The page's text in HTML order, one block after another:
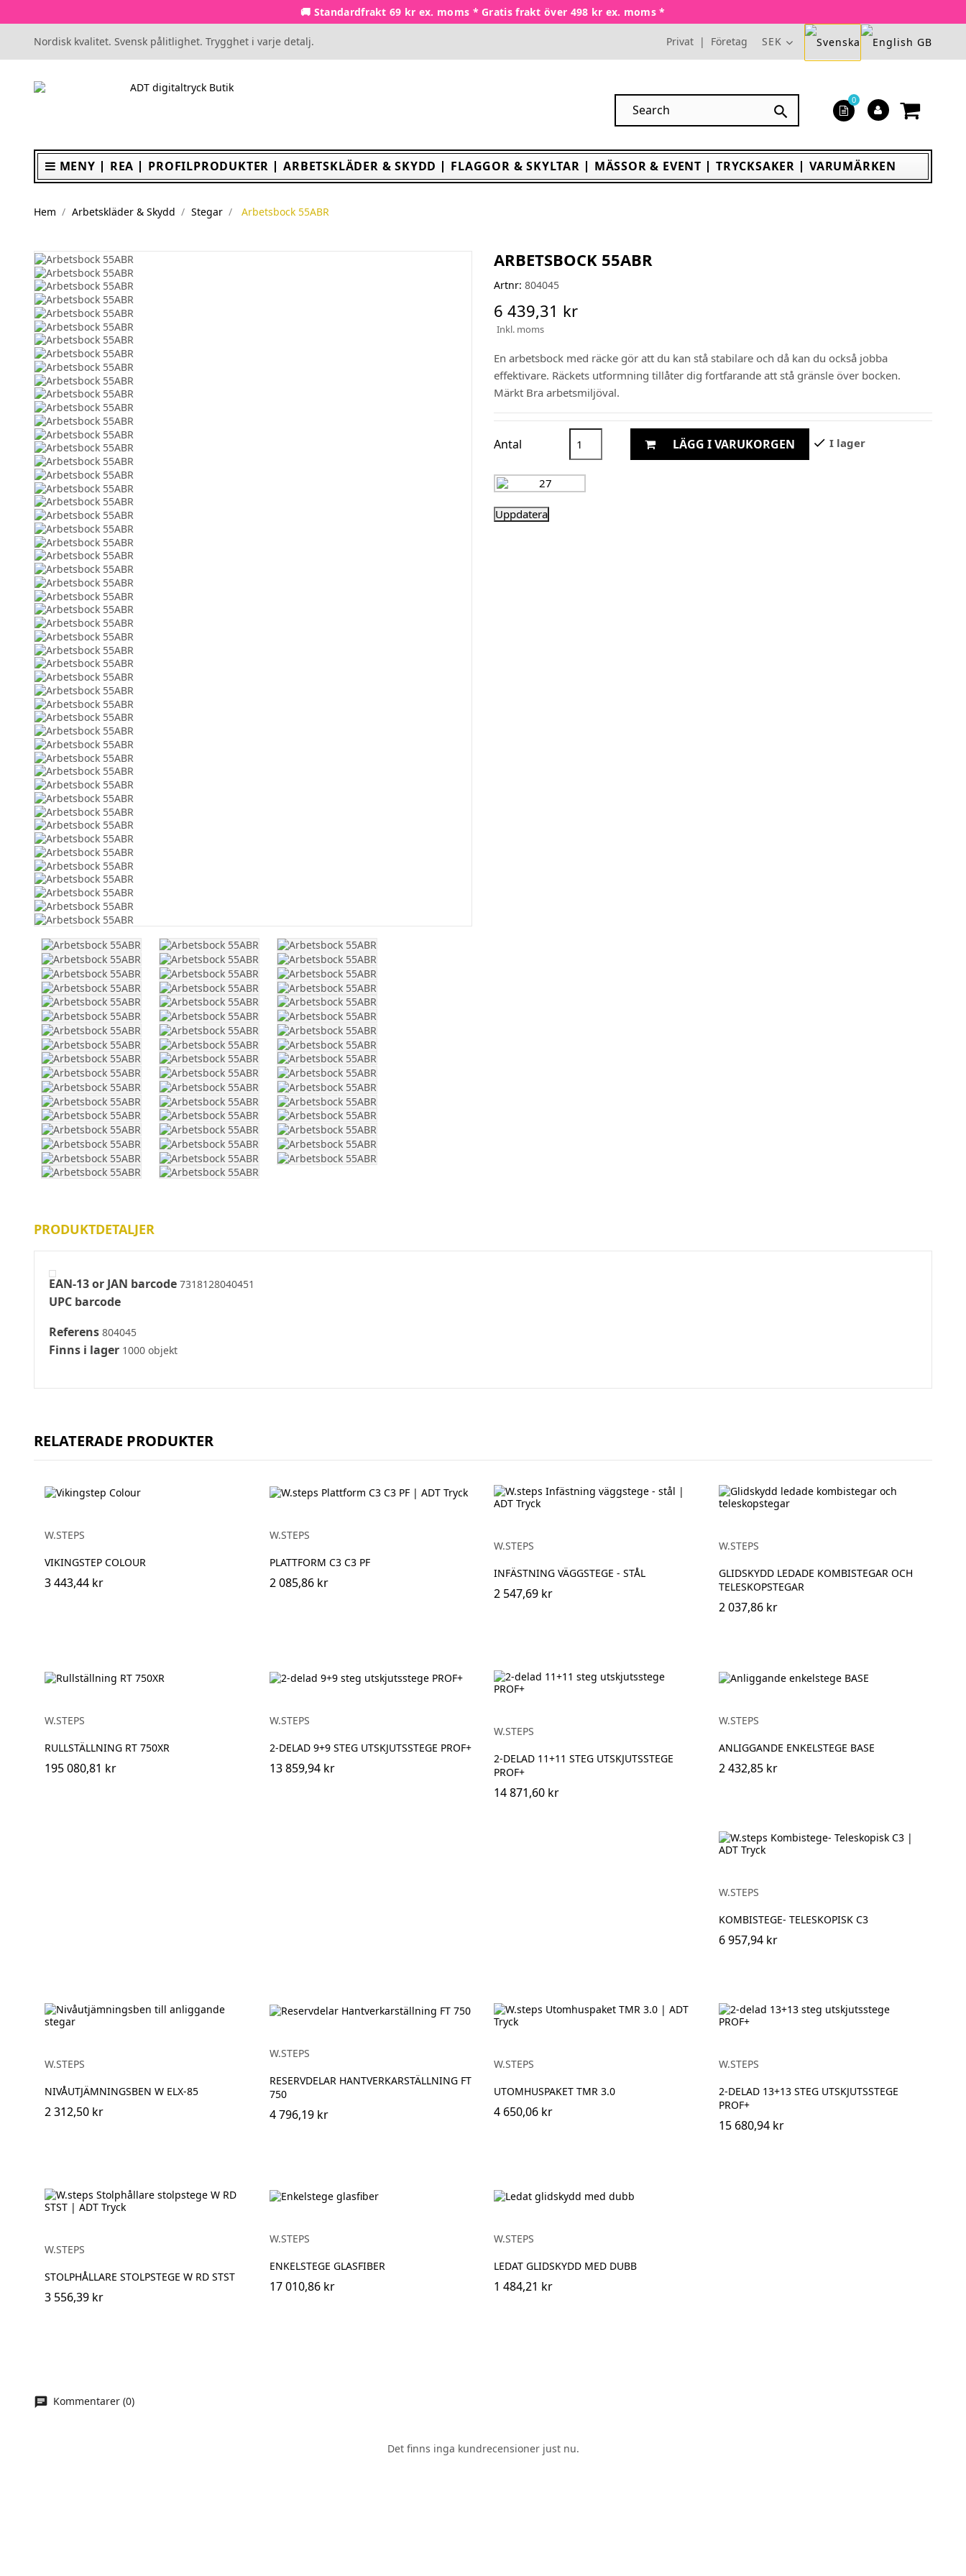
🚚 Standardfrakt 69 kr ex. moms * Gratis frakt över 498 kr ex. moms *
Nordisk kvalitet. Svensk pålitlighet. Trygghet i varje detalj. Privat | Företag SEK

0
MENY REA PROFILPRODUKTER ARBETSKLÄDER & SKYDD FLAGGOR & SKYLTAR MÄSSOR & EVENT TRYCKSAKER VARUMÄRKEN
Hem Arbetskläder & Skydd Stegar Arbetsbock 55ABR
ARBETSBOCK 55ABR
Artnr: 804045
6 439,31 kr
Inkl. moms
En arbetsbock med räcke gör att du kan stå stabilare och då kan du också jobba
effektivare. Räckets utformning tillåter dig fortfarande att stå gränsle över bocken.
Märkt Bra arbetsmiljöval.
Antal LÄGG I VARUKORGEN check I lager
PRODUKTDETALJER
EAN-13 or JAN barcode 7318128040451
UPC barcode
Referens 804045
Finns i lager 1000 objekt
RELATERADE PRODUKTER
W.STEPS
VIKINGSTEP COLOUR
3 443,44 kr
W.STEPS
PLATTFORM C3 C3 PF
2 085,86 kr
W.STEPS
INFÄSTNING VÄGGSTEGE - STÅL
2 547,69 kr
W.STEPS
GLIDSKYDD LEDADE KOMBISTEGAR OCH
TELESKOPSTEGAR
2 037,86 kr
W.STEPS
RULLSTÄLLNING RT 750XR
195 080,81 kr
W.STEPS
2-DELAD 9+9 STEG UTSKJUTSSTEGE PROF+
13 859,94 kr
W.STEPS
2-DELAD 11+11 STEG UTSKJUTSSTEGE
PROF+
14 871,60 kr
W.STEPS
ANLIGGANDE ENKELSTEGE BASE
2 432,85 kr
W.STEPS
KOMBISTEGE- TELESKOPISK C3
6 957,94 kr
W.STEPS
NIVÅUTJÄMNINGSBEN W ELX-85
2 312,50 kr
W.STEPS
RESERVDELAR HANTVERKARSTÄLLNING FT
750
4 796,19 kr
W.STEPS
UTOMHUSPAKET TMR 3.0
4 650,06 kr
W.STEPS
2-DELAD 13+13 STEG UTSKJUTSSTEGE
PROF+
15 680,94 kr
W.STEPS
STOLPHÅLLARE STOLPSTEGE W RD STST
3 556,39 kr
W.STEPS
ENKELSTEGE GLASFIBER
17 010,86 kr
W.STEPS
LEDAT GLIDSKYDD MED DUBB
1 484,21 kr
Kommentarer (0)
Det finns inga kundrecensioner just nu.